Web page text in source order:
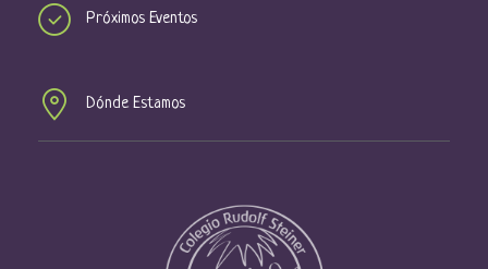
Próximos Eventos
Dónde Estamos